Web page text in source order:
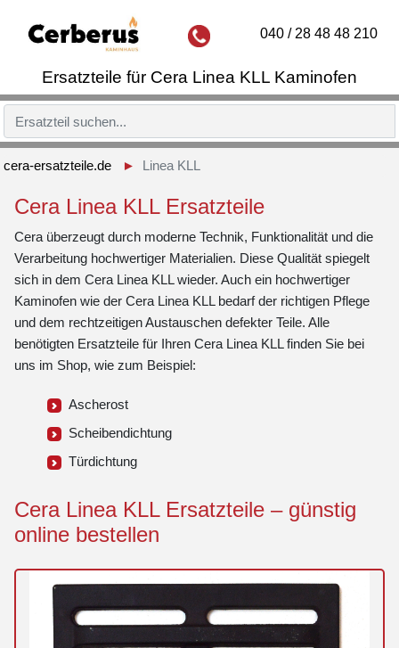
Ersatzteile für Cera Linea KLL Kaminofen
040 / 28 48 48 210
cera-ersatzteile.de Linea KLL
Cera Linea KLL Ersatzteile
Cera überzeugt durch moderne Technik, Funktionalität und die
Verarbeitung hochwertiger Materialien. Diese Qualität spiegelt
sich in dem Cera Linea KLL wieder. Auch ein hochwertiger
Kaminofen wie der Cera Linea KLL bedarf der richtigen Pflege
und dem rechtzeitigen Austauschen defekter Teile. Alle
benötigten Ersatzteile für Ihren Cera Linea KLL finden Sie bei
uns im Shop, wie zum Beispiel:
Ascherost
Scheibendichtung
Türdichtung
Cera Linea KLL Ersatzteile – günstig
online bestellen